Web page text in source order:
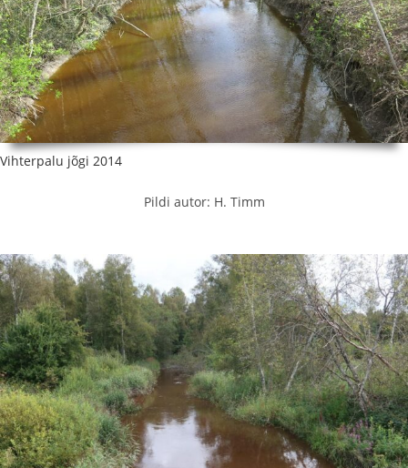
Vihterpalu jõgi 2014
Pildi autor: H. Timm